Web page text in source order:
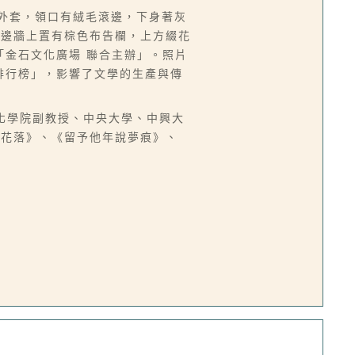
套，領口有絨毛滾邊，下身著灰
牆上置有棕色布告欄，上方綴花
石文化廣場 聯合主辦」。照片
榜」，影響了文學的生產與傳
院副教授、中央大學、中興大
落》、《留予他年說夢痕》、